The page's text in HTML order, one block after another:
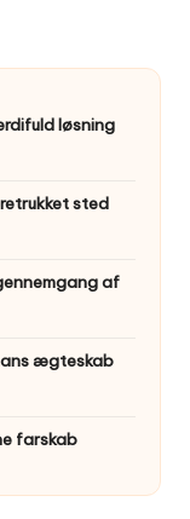
løsning
sted
af
ægteskab
farskab